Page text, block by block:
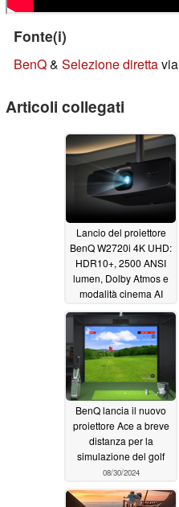
Fonte(i)
BenQ& Selezione direttavia
Articoli collegati
Lancio del proiettore
BenQ W2720i 4K UHD:
HDR10+, 2500 ANSI
lumen, Dolby Atmos e
modalità cinema AI
10/29/2024
BenQ lancia il nuovo
proiettore Ace a breve
distanza per la
simulazione del golf
08/30/2024